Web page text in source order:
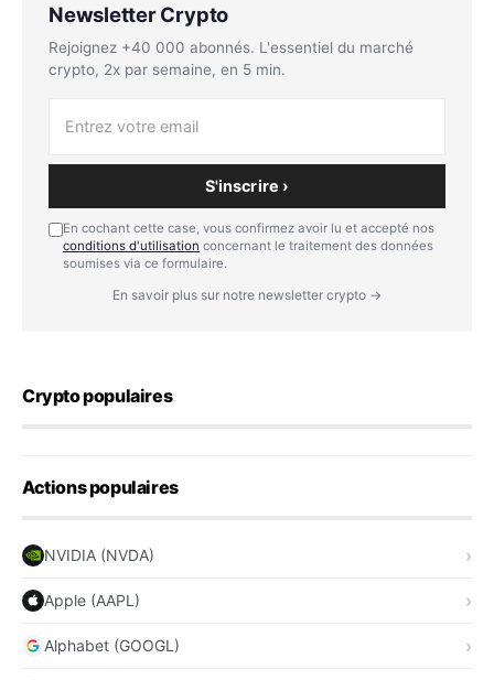
Newsletter Crypto
Rejoignez +40 000 abonnés. L'essentiel du marché
crypto, 2x par semaine, en 5 min.
S'inscrire ›
En cochant cette case, vous confirmez avoir lu et accepté nos
conditions d'utilisation concernant le traitement des données
soumises via ce formulaire.
En savoir plus sur notre newsletter crypto →
Crypto populaires
Actions populaires
NVIDIA (NVDA)
Apple (AAPL)
Alphabet (GOOGL)